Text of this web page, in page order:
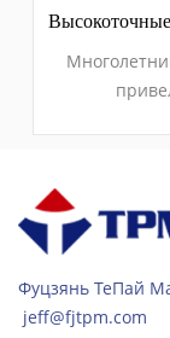
Фуцзянь ТеПай
jeff@fjtpm.com